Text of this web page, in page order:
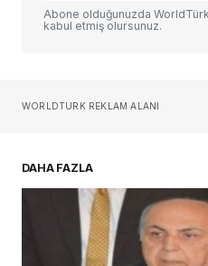
Sizin adınız*
Daha sonraki
adım, e-posta
tarayıcıya kaydedilsin.
Abone olduğunuzda
kabul etmiş olursunuz.
WORLDTURK REKLAM ALANI
DAHA FAZLA